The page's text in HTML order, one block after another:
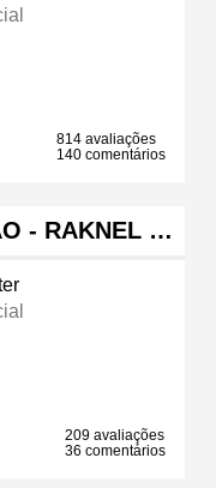
814 avaliações
140 comentários
- RAKNEL …
209 avaliações
36 comentários